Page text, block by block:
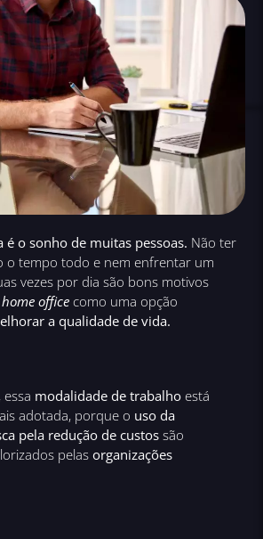
é o sonho de muitas pessoas. Não ter
o tempo todo e nem enfrentar um
vezes por dia são bons motivos
home office como uma opção
a qualidade de vida.
modalidade de trabalho está
adotada, porque o uso da
pela redução de custos são
pelas organizações